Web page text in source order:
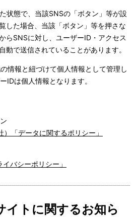
状態で、当該SNSの「ボタン」等が設
した場合、当該「ボタン」等を押さな
らSNSに対し、ユーザーID・アクセス
動で送信されていることがあります。
情報と紐づけて個人情報として管理し
IDは個人情報となります。
「データに関するポリシー」
バシーポリシー」
イトに関するお知ら